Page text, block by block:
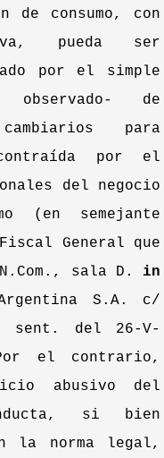
consumo, con
pueda ser
por el simple
observado- de
para
por el
del negocio
(en semejante
General que
sala D.
in
S.A. c/
sent. del 26-V-
el contrario,
abusivo del
si bien
la norma legal,